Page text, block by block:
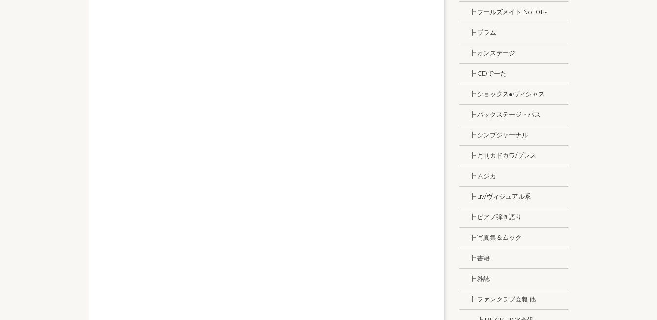
┣ フールズメイト No.101～
┣ プラム
┣ オンステージ
┣ CDでーた
┣ ショックス●ヴィシャス
┣ バックステージ・パス
┣ シンプジャーナル
┣ 月刊カドカワ/ブレス
┣ ムジカ
┣ uv/ヴィジュアル系
┣ ピアノ弾き語り
┣ 写真集＆ムック
┣ 書籍
┣ 雑誌
┣ ファンクラブ会報 他